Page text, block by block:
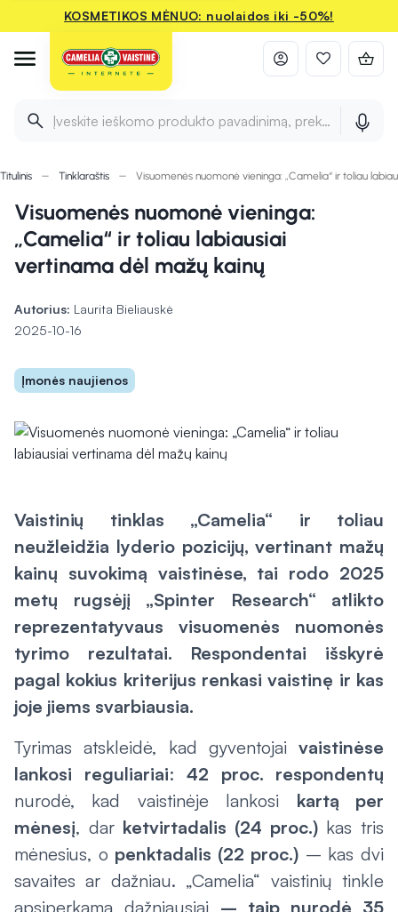
KOSMETIKOS MĖNUO: nuolaidos iki -50%!
Įveskite ieškomo produkto pavadinimą, prekės ženklą ir
Titulinis Tinklaraštis Visuomenės nuomonė vieninga: „Camelia“ ir toliau
Visuomenės nuomonė vieninga:
„Camelia“ ir toliau labiausiai
vertinama dėl mažų kainų
Autorius: Laurita Bieliauskė
2025-10-16
Įmonės naujienos
Vaistinių tinklas „Camelia“ ir toliau
neužleidžia lyderio pozicijų, vertinant mažų
kainų suvokimą vaistinėse, tai rodo 2025
metų rugsėjį „Spinter Research“ atlikto
reprezentatyvaus visuomenės nuomonės
tyrimo rezultatai. Respondentai išskyrė
pagal kokius kriterijus renkasi vaistinę ir kas
joje jiems svarbiausia.
Tyrimas atskleidė, kad gyventojai vaistinėse
lankosi reguliariai: 42 proc. respondentų
nurodė, kad vaistinėje lankosi kartą per
mėnesį, dar ketvirtadalis (24 proc.)kas tris
mėnesius, o penktadalis (22 proc.)– kas dvi
savaites ar dažniau. „Camelia“ vaistinių tinkle
apsiperkama dažniausiai – taip nurodė 35